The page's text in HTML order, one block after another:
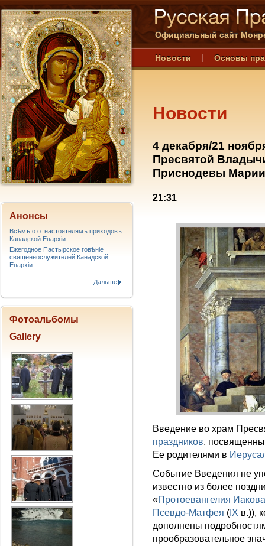
Официальный сайт
Новости Основы
Новости
4 декабря/21
Пресвятой
Приснодевы
21:31
Введение во храм
праздников,
Ее родителями в
Событие Введения не
известно из более
«Протоевангелия Иакова
Псевдо-Матфея ( IX в.)),
дополнены
прообразовательное
Анонсы
Всѣмъ о.о. настоятелямъ приходовъ
Канадской Епархiи.
Ежегодное Пастырское говѣніе
священнослужителей Канадской
Епархіи.
Дальше
Фотоальбомы
Gallery